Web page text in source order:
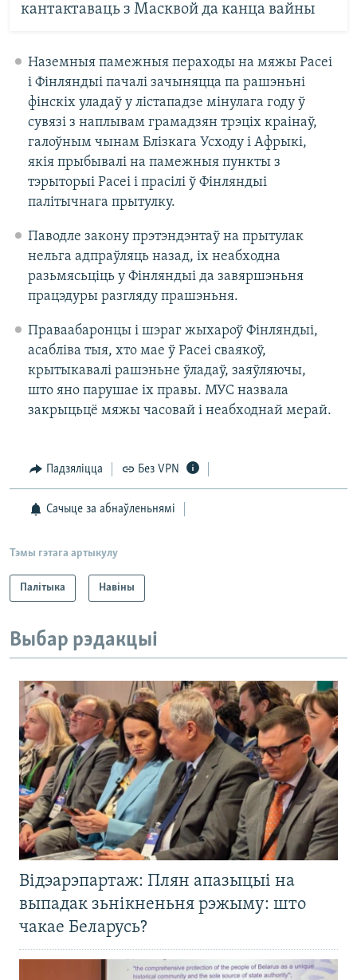
кантактаваць з Масквой да канца вайны
Наземныя памежныя пераходы на мяжы Расеі
і Фінляндыі пачалі зачыняцца па рашэньні
фінскіх уладаў у лістападзе мінулага году ў
сувязі з наплывам грамадзян трэціх краінаў,
галоўным чынам Блізкага Усходу і Афрыкі,
якія прыбывалі на памежныя пункты з
тэрыторыі Расеі і прасілі ў Фінляндыі
палітычнага прытулку.
Паводле закону прэтэндэнтаў на прытулак
нельга адпраўляць назад, іх неабходна
разьмясьціць у Фінляндыі да завяршэньня
працэдуры разгляду прашэньня.
Праваабаронцы і шэраг жыхароў Фінляндыі,
асабліва тыя, хто мае ў Расеі сваякоў,
крытыкавалі рашэньне ўладаў, заяўляючы,
што яно парушае іх правы. МУС назвала
закрыцьцё мяжы часовай і неабходнай мерай.
Падзяліцца Без VPN
Сачыце за абнаўленьнямі
Тэмы гэтага артыкулу
Палітыка Навіны
Выбар рэдакцыі
Відэарэпартаж: Плян апазыцыі на
выпадак зьнікненьня рэжыму: што
чакае Беларусь?